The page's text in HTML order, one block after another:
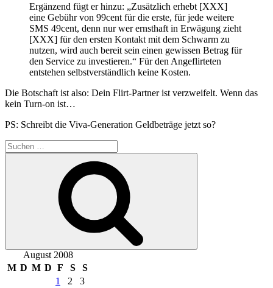
Ergänzend fügt er hinzu: „Zusätzlich erhebt [XXX]
eine Gebühr von 99cent für die erste, für jede weitere
SMS 49cent, denn nur wer ernsthaft in Erwägung zieht
[XXX] für den ersten Kontakt mit dem Schwarm zu
nutzen, wird auch bereit sein einen gewissen Betrag für
den Service zu investieren.“ Für den Angeflirteten
entstehen selbstverständlich keine Kosten.
Die Botschaft ist also: Dein Flirt-Partner ist verzweifelt. Wenn das
kein Turn-on ist…
PS: Schreibt die Viva-Generation Geldbeträge jetzt so?
Suchen
nach:
August 2008
M D M D F S
S
1
2
3